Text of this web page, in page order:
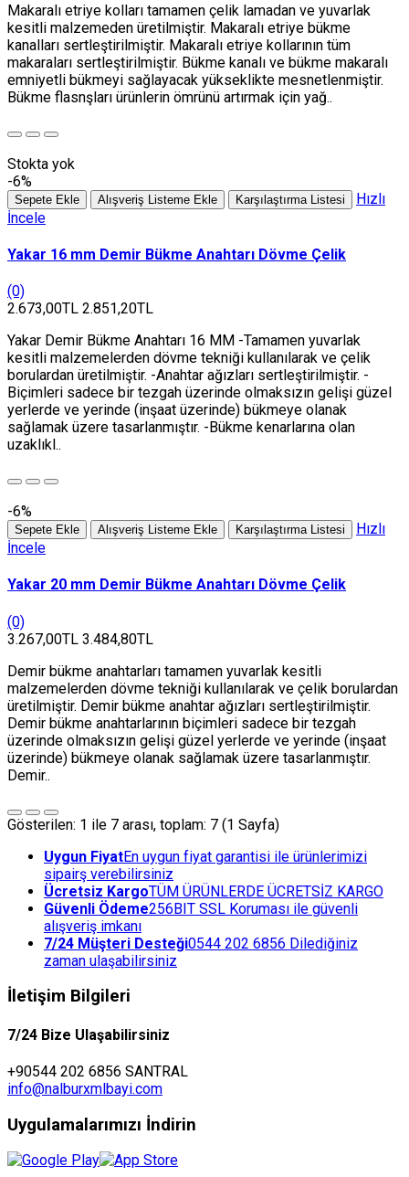
Makaralı etriye kolları tamamen çelik lamadan ve yuvarlak
kesitli malzemeden üretilmiştir. Makaralı etriye bükme
kanalları sertleştirilmiştir. Makaralı etriye kollarının tüm
makaraları sertleştirilmiştir. Bükme kanalı ve bükme makaralı
emniyetli bükmeyi sağlayacak yükseklikte mesnetlenmiştir.
Bükme flasnşları ürünlerin ömrünü artırmak için yağ..
Stokta yok
-6%
Sepete Ekle Alışveriş Listeme Ekle Karşılaştırma Listesi
Hızlı
İncele
Yakar 16 mm Demir Bükme Anahtarı Dövme Çelik
(0)
2.673,00TL 2.851,20TL
Yakar Demir Bükme Anahtarı 16 MM -Tamamen yuvarlak
kesitli malzemelerden dövme tekniği kullanılarak ve çelik
borulardan üretilmiştir. -Anahtar ağızları sertleştirilmiştir. -
Biçimleri sadece bir tezgah üzerinde olmaksızın gelişi güzel
yerlerde ve yerinde (inşaat üzerinde) bükmeye olanak
sağlamak üzere tasarlanmıştır. -Bükme kenarlarına olan
uzaklıkl..
-6%
Sepete Ekle Alışveriş Listeme Ekle Karşılaştırma Listesi
Hızlı
İncele
Yakar 20 mm Demir Bükme Anahtarı Dövme Çelik
(0)
3.267,00TL 3.484,80TL
Demir bükme anahtarları tamamen yuvarlak kesitli
malzemelerden dövme tekniği kullanılarak ve çelik borulardan
üretilmiştir. Demir bükme anahtar ağızları sertleştirilmiştir.
Demir bükme anahtarlarının biçimleri sadece bir tezgah
üzerinde olmaksızın gelişi güzel yerlerde ve yerinde (inşaat
üzerinde) bükmeye olanak sağlamak üzere tasarlanmıştır.
Demir..
Gösterilen: 1 ile 7 arası, toplam: 7 (1 Sayfa)
Uygun FiyatEn uygun fiyat garantisi ile ürünlerimizi
sipairş verebilirsiniz
Ücretsiz KargoTÜM ÜRÜNLERDE ÜCRETSİZ KARGO
Güvenli Ödeme256BIT SSL Koruması ile güvenli
alışveriş imkanı
7/24 Müşteri Desteği0544 202 6856 Dilediğiniz
zaman ulaşabilirsiniz
İletişim Bilgileri
7/24 Bize Ulaşabilirsiniz
+90544 202 6856 SANTRAL
info@nalburxmlbayi.com
Uygulamalarımızı İndirin